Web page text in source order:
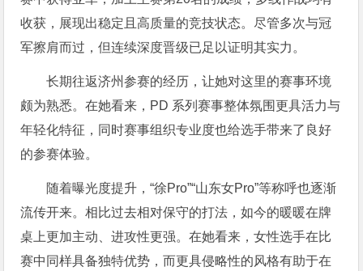
收获，展现出稳定且高质量的竞技状态。尽管多次与冠
军擦肩而过，但连续深度晋级已足以证明其实力。
长期往返济州参赛的经历，让她对这里的赛事环境
颇为熟悉。在她看来，PD 系列赛事整体氛围更具活力与
年轻化特征，同时赛事组织专业度也给选手带来了良好
的参赛体验。
随着曝光度提升，“徐Pro”“山东女Pro”等称呼也逐渐
流传开来。相比过去相对保守的打法，如今的暖暖在牌
桌上更加主动、进攻性更强。在她看来，女性选手在比
赛中同样具备独特优势，而更具侵略性的风格有助于在